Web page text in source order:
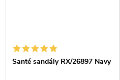
Santé sandály RX/26897 Navy